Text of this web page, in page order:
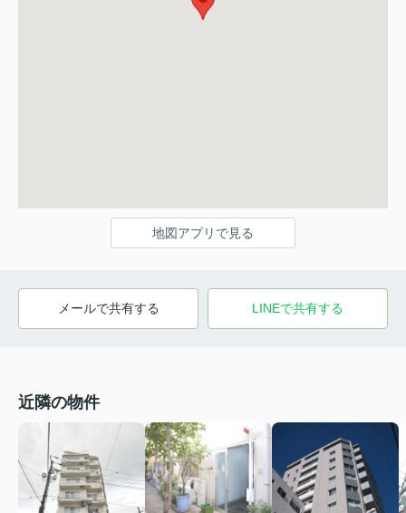
地図アプリで見る
メールで共有する LINEで共有する
近隣の物件